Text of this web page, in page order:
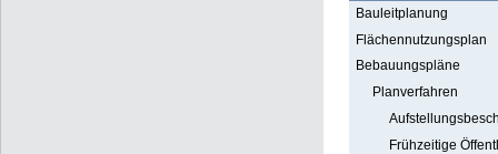
Bauleitplanung
Flächennutzungsplan
Bebauungspläne
Planverfahren
Frühzeitige